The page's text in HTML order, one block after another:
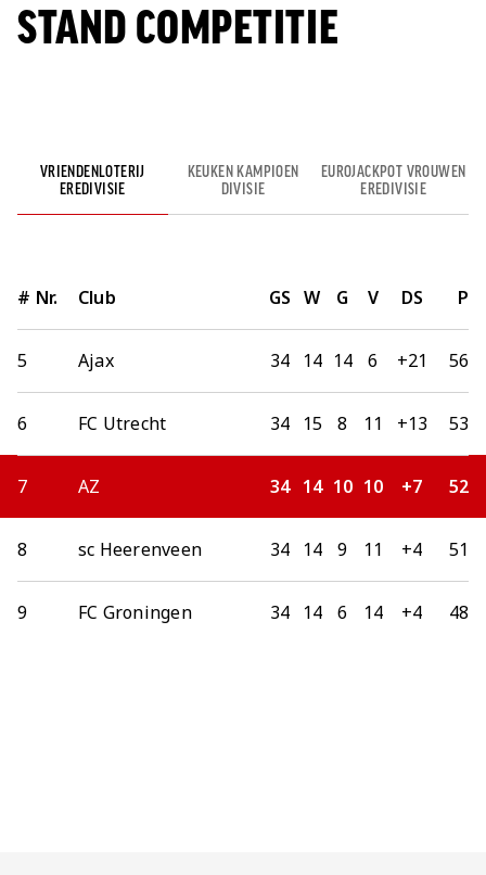
STAND COMPETITIE
VRIENDENLOTERIJ
EREDIVISIE
KEUKEN KAMPIOEN
DIVISIE
EUROJACKPOT VROUWEN
EREDIVISIE
# Nr. Club GS W G V DS P
5 Ajax 34 14 14 6 +21 56
6 FC Utrecht 34 15 8 11 +13 53
7 AZ 34 14 10 10 +7 52
8 sc Heerenveen 34 14 9 11 +4 51
9 FC Groningen 34 14 6 14 +4 48